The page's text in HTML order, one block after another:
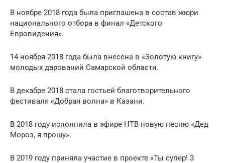
В ноябре 2018 года была приглашена в состав жюри
национального отбора в финал «Детского
Евровидения».
14 ноября 2018 года была внесена в «Золотую книгу»
молодых дарований Самарской области.
В декабре 2018 стала гостьей благотворительного
фестиваля «Добрая волна» в Казани.
В 2018 году исполнила в эфире НТВ новую песню «Дед
Мороз, я прошу».
В 2019 году приняла участие в проекте «Ты супер! 3